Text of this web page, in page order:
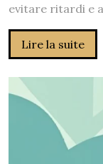
evitare ritardi e
Lire la suite